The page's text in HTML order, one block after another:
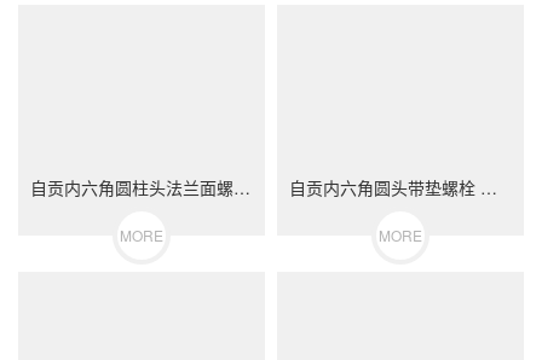
自贡内六角圆柱头法兰面螺栓 不锈钢（304/316）碳钢 合金钢
MORE
自贡内六角圆头带垫螺栓 不锈钢（304/316）碳钢 合金钢
MORE